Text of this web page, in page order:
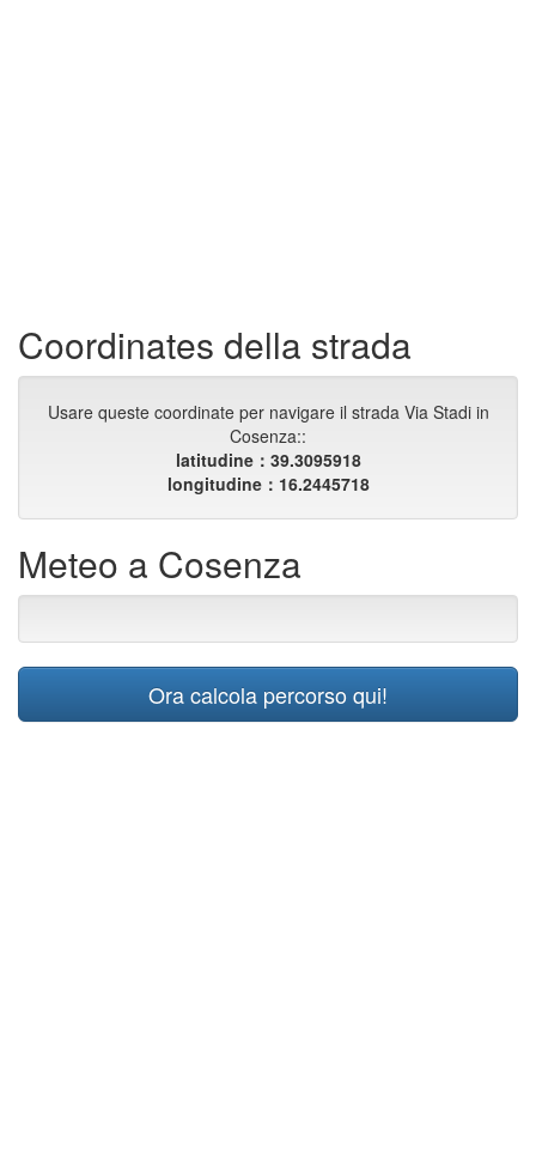
Coordinates della strada
Usare queste coordinate per navigare il strada Via Stadi in
Cosenza::
latitudine：39.3095918
longitudine：16.2445718
Meteo a Cosenza
Ora calcola percorso qui!